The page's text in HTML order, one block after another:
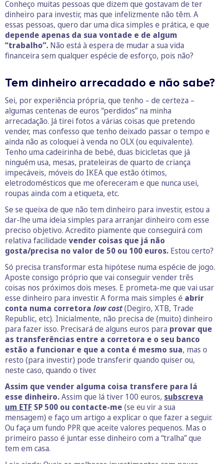
Conheço muitas pessoas que dizem que gostavam de ter
dinheiro para investir, mas que infelizmente não têm. A
essas pessoas, quero dar uma dica simples e prática, e que
depende apenas da sua vontade e de algum
“trabalho”. Não está à espera de mudar a sua vida
financeira sem qualquer espécie de esforço, pois não?
Tem dinheiro arrecadado e não sabe?
Sei, por experiência própria, que tenho – de certeza –
algumas centenas de euros “perdidos” na minha
arrecadação. Já tirei fotos a várias coisas que pretendo
vender, mas confesso que tenho deixado passar o tempo e
ainda não as coloquei à venda no OLX (ou equivalente).
Tenho uma cadeirinha de bebé, duas bicicletas que já
ninguém usa, mesas, prateleiras de quarto de criança
impecáveis, móveis do IKEA que estão ótimos,
eletrodomésticos que me ofereceram e que nunca usei,
roupas ainda com a etiqueta, etc.
Se se queixa de que não tem dinheiro para investir, estou a
dar-lhe uma ideia simples para arranjar dinheiro com esse
preciso objetivo. Acredito piamente que conseguirá com
relativa facilidade vender coisas que já não
gosta/precisa no valor de 50 ou 100 euros. Estou certo?
Só precisa transformar esta hipótese numa espécie de jogo.
Aposte consigo próprio que vai conseguir vender três
coisas nos próximos dois meses. E prometa-me que vai usar
esse dinheiro para investir. A forma mais simples é abrir
conta numa corretora low cost(Degiro, XTB, Trade
Republic, etc). Inicialmente, não precisa de (muito) dinheiro
para fazer isso. Precisará de alguns euros para provar que
as transferências entre a corretora e o seu banco
estão a funcionar e que a conta é mesmo sua, mas o
resto (para investir) pode transferir quando quiser ou,
neste caso, quando o tiver.
Assim que vender alguma coisa transfere para lá
esse dinheiro.Assim que lá tiver 100 euros, subscreva
um ETF SP 500 ou contacte-me (se eu vir a sua
mensagem) e faço um artigo a explicar o que fazer a seguir.
Ou faça um fundo PPR que aceite valores pequenos. Mas o
primeiro passo é juntar esse dinheiro com a “tralha” que
tem em casa.